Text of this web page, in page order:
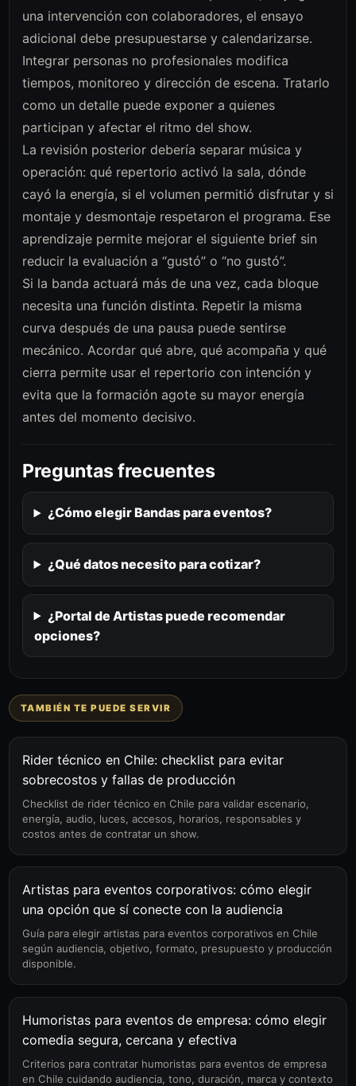
una intervención con colaboradores, el ensayo
adicional debe presupuestarse y calendarizarse.
Integrar personas no profesionales modifica
tiempos, monitoreo y dirección de escena. Tratarlo
como un detalle puede exponer a quienes
participan y afectar el ritmo del show.
La revisión posterior debería separar música y
operación: qué repertorio activó la sala, dónde
cayó la energía, si el volumen permitió disfrutar y si
montaje y desmontaje respetaron el programa. Ese
aprendizaje permite mejorar el siguiente brief sin
reducir la evaluación a “gustó” o “no gustó”.
Si la banda actuará más de una vez, cada bloque
necesita una función distinta. Repetir la misma
curva después de una pausa puede sentirse
mecánico. Acordar qué abre, qué acompaña y qué
cierra permite usar el repertorio con intención y
evita que la formación agote su mayor energía
antes del momento decisivo.
Preguntas frecuentes
¿Cómo elegir Bandas para eventos?
¿Qué datos necesito para cotizar?
¿Portal de Artistas puede recomendar
opciones?
TAMBIÉN TE PUEDE SERVIR
Rider técnico en Chile: checklist para evitar
sobrecostos y fallas de producción
Checklist de rider técnico en Chile para validar escenario,
energía, audio, luces, accesos, horarios, responsables y
costos antes de contratar un show.
Artistas para eventos corporativos: cómo elegir
una opción que sí conecte con la audiencia
Guía para elegir artistas para eventos corporativos en Chile
según audiencia, objetivo, formato, presupuesto y producción
disponible.
Humoristas para eventos de empresa: cómo elegir
comedia segura, cercana y efectiva
Criterios para contratar humoristas para eventos de empresa
en Chile cuidando audiencia, tono, duración, marca y contexto